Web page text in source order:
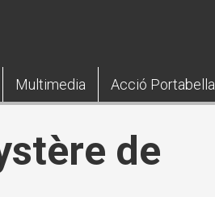
Multimedia Acció Portabella
de